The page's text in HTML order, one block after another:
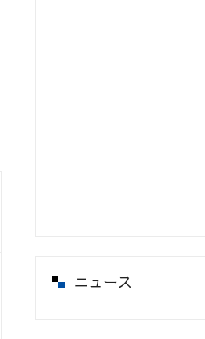
ニュース